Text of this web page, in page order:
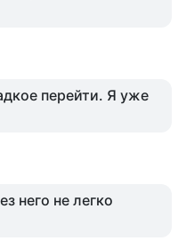
перейти. Я уже
него не легко